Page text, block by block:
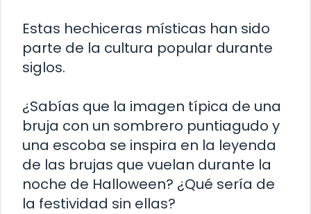
Estas hechiceras místicas han sido
parte de la cultura popular durante
siglos.
¿Sabías que la imagen típica de una
bruja con un sombrero puntiagudo y
una escoba se inspira en la leyenda
de las brujas que vuelan durante la
noche de Halloween? ¿Qué sería de
la festividad sin ellas?